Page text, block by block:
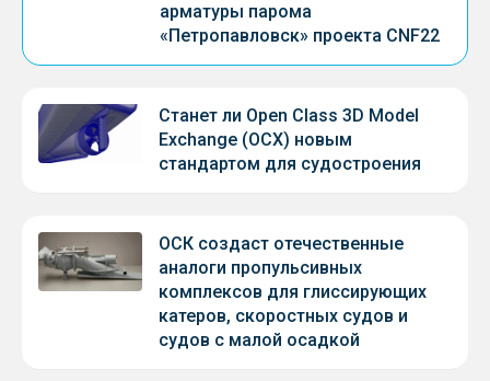
арматуры парома
«Петропавловск» проекта CNF22
Станет ли Open Class 3D Model
Exchange (OCX) новым
стандартом для судостроения
ОСК создаст отечественные
аналоги пропульсивных
комплексов для глиссирующих
катеров, скоростных судов и
судов с малой осадкой